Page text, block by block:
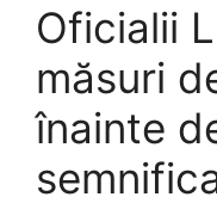
Oficialii
măsuri
înainte